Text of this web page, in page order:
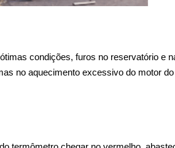
condições, furos no reservatório e
no aquecimento excessivo do motor